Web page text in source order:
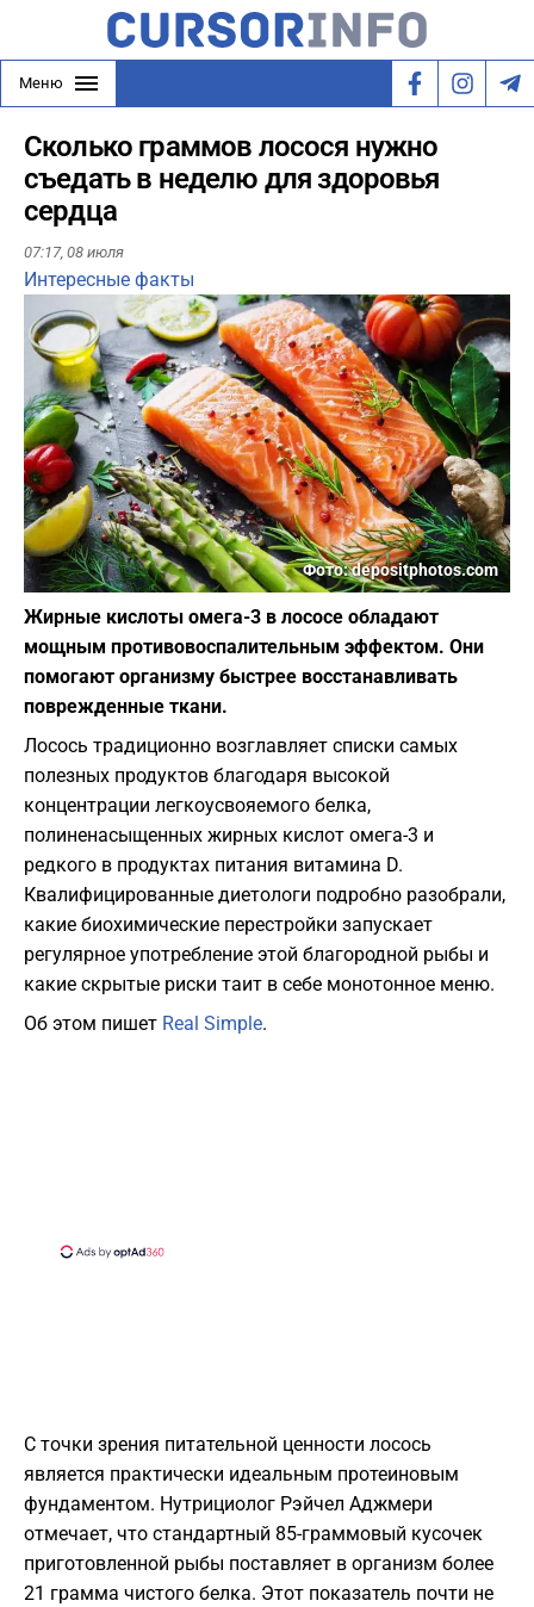
Меню
Сколько граммов лосося нужно
съедать в неделю для здоровья
сердца
07:17, 08 июля
Интересные факты
Фото: depositphotos.com
Жирные кислоты омега-3 в лососе обладают
мощным противовоспалительным эффектом. Они
помогают организму быстрее восстанавливать
поврежденные ткани.
Лосось традиционно возглавляет списки самых
полезных продуктов благодаря высокой
концентрации легкоусвояемого белка,
полиненасыщенных жирных кислот омега-3 и
редкого в продуктах питания витамина D.
Квалифицированные диетологи подробно разобрали,
какие биохимические перестройки запускает
регулярное употребление этой благородной рыбы и
какие скрытые риски таит в себе монотонное меню.
Об этом пишет Real Simple.
С точки зрения питательной ценности лосось
является практически идеальным протеиновым
фундаментом. Нутрициолог Рэйчел Аджмери
отмечает, что стандартный 85-граммовый кусочек
приготовленной рыбы поставляет в организм более
21 грамма чистого белка. Этот показатель почти не